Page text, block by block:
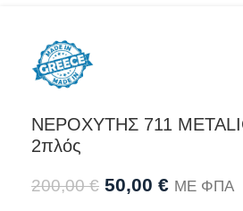
ΝΕΡΟΧΥΤΗΣ 711
2πλός
200,00€ 50,00 € ΜΕ ΦΠΑ